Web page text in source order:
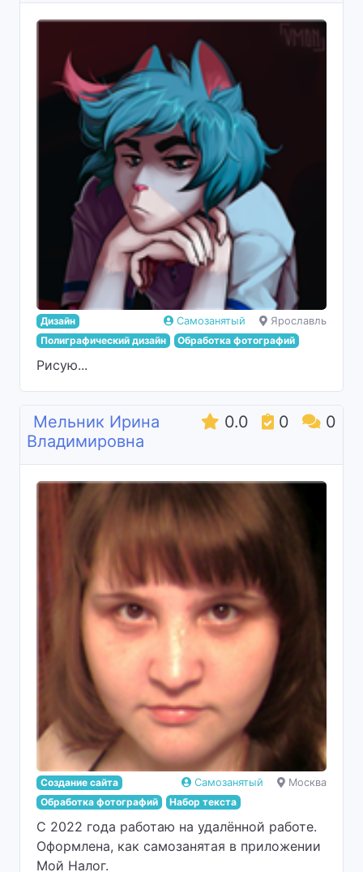
Самозанятый Ярославль
Дизайн
Полиграфический дизайн
Обработка фотографий
Рисую...
0.0 0 0
Мельник Ирина
Владимировна
Самозанятый Москва
Создание сайта
Обработка фотографий
Набор текста
С 2022 года работаю на удалённой работе.
Оформлена, как самозанятая в приложении
Мой Налог.